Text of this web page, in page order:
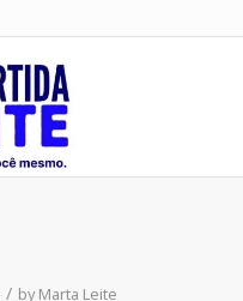
/ byMarta Leite